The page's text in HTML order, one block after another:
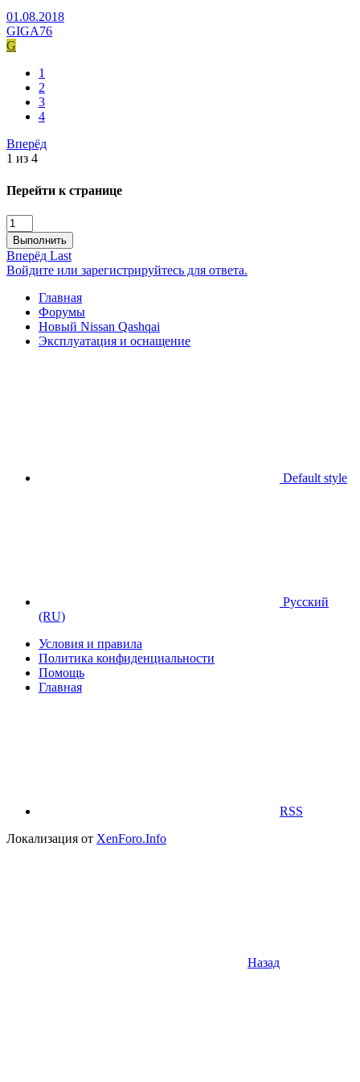
01.08.2018
GIGA76
G
1
2
3
4
Вперёд
1 из 4
Перейти к странице
Выполнить
Вперёд Last
Войдите или зарегистрируйтесь для ответа.
Главная
Форумы
Новый Nissan Qashqai
Эксплуатация и оснащение
Default style
Русский
(RU)
Условия и правила
Политика конфиденциальности
Помощь
Главная
RSS
Локализация от XenForo.Info
Назад